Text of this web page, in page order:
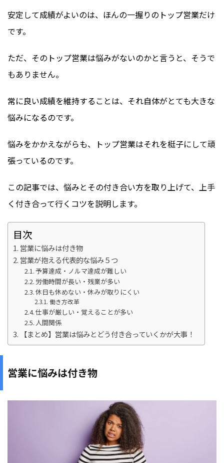
安定して成績がよいのは、ほんの一握りのトップ営業だけ
です。
ただ、そのトップ営業は悩みがないのかと言うと、そうで
もありません。
常に良い成績を維持することは、それ自体がとても大きな
悩みになるのです。
悩みをかかえながらも、トップ営業はそれを梃子にして頑
張っているのです。
この記事では、悩みとその付き合い方を取り上げて、上手
く付き合って行くコツを説明します。
目次
営業に悩みは付き物
営業が抱える代表的な悩み５つ
予算達成・ノルマ達成が難しい
労働時間が長い・残業が多い
休日も休めない・休みが取りにくい
働き方改革
仕事が厳しい・覚えることが多い
人間関係
【まとめ】営業は悩みとどう付き合っていくかが大事！
営業に悩みは付き物